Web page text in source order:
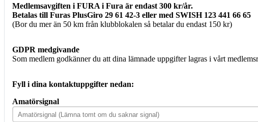
Medlemsavgiften i FURA i Fura är endast 300 kr/år.
Betalas till Furas PlusGiro 29 61 42-3 eller med SWISH 123 441 66 65
(Bor du mer än 50 km från klubblokalen så betalar du endast 150 kr)
GDPR medgivande
Som medlem godkänner du att dina lämnade uppgifter lagras i vårt
Fyll i dina kontaktuppgifter nedan:
Amatörsignal